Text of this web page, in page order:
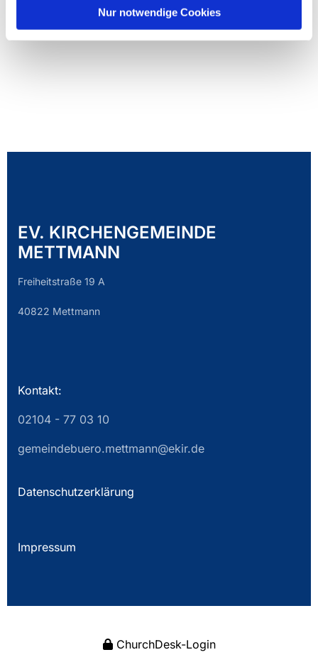
Nur notwendige Cookies
EV. KIRCHENGEMEINDE
METTMANN
Freiheitstraße 19 A
40822 Mettmann
Kontakt:
02104 - 77 03 10
gemeindebuero.mettmann@ekir.de
Datenschutzerklärung
Impressum
ChurchDesk-Login